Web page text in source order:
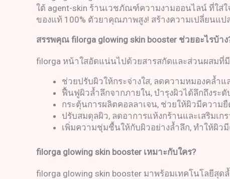
ใต้ agent-skin ร้านเวชภัณฑ์ความงามออนไลน์ ที่ใ
ของแท้ 100% ตัวยาคุณภาพสูง! สร้างความเปลี่ยนแป
สรรพคุณ filorga glowing skin booster ช่วยอะไรบ้าง
filorga หน้าใสอัดแน่นไปด้วยสารสกัดและส่วนผสมที่
ช่วยปรับผิวให้กระจ่างใส, ลดความหมองคล้ำ
ฟื้นฟูผิวล้ำลึกจากภายใน, บำรุงผิวได้ลึกถึงระ
กระตุ้นการผลิตคอลลาเจน, ช่วยให้ผิวมีควา
ปรับสมดุลผิว, ลดอาการแห้งกร้านและเสริมเก
เพิ่มความชุ่มชื้นให้กับผิวอย่างล้ำลึก, ทำให้ผิว
filorga glowing skin booster เหมาะกับใคร?
filorga glowing skin booster มาพร้อมเทคโนโลยีสุ